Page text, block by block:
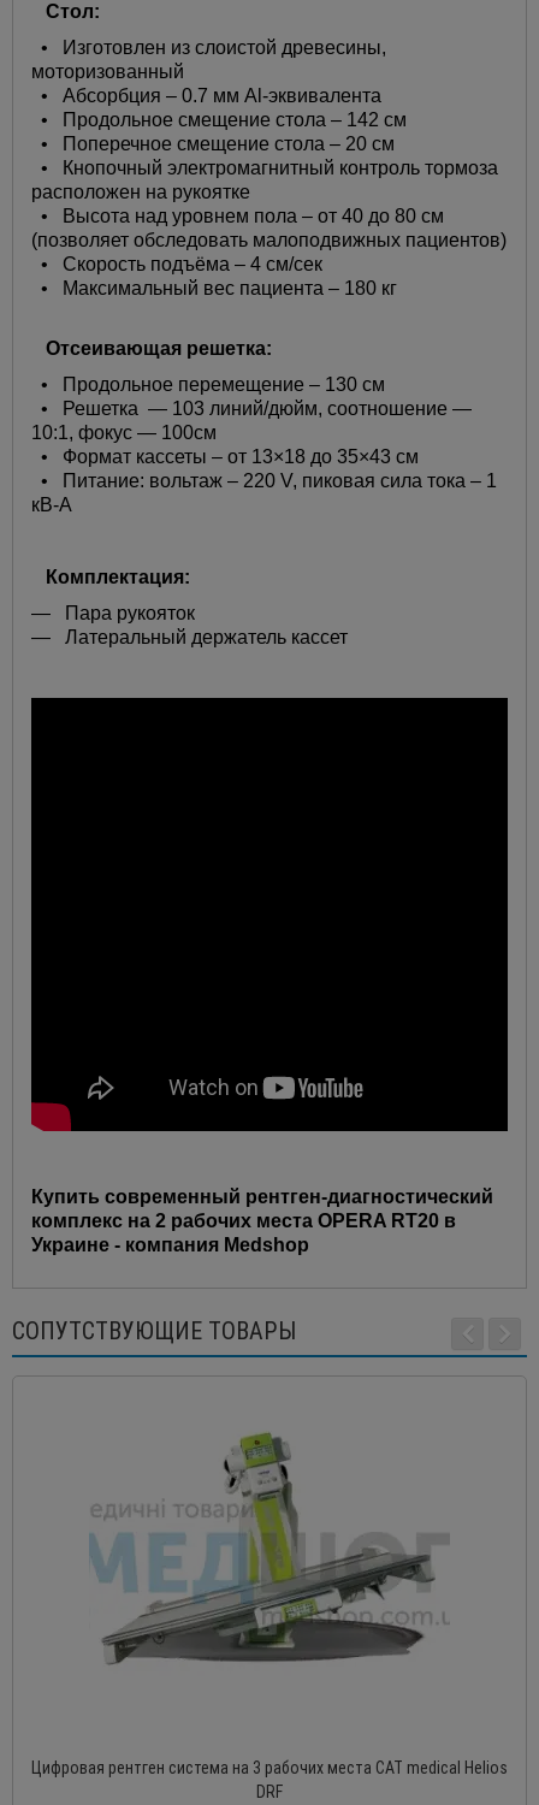
Стол:
•
Изготовлен из слоистой древесины,
моторизованный
• Абсорбция – 0.7 мм Al-эквивалента
•
Продольное смещение стола – 142 см
•
Поперечное смещение стола – 20 см
•
Кнопочный электромагнитный контроль тормоза
расположен на рукоятке
•
Высота над уровнем пола – от 40 до 80 см
(позволяет обследовать малоподвижных пациентов)
• Скорость подъёма – 4 см/сек
•
Максимальный вес пациента – 180 кг
Отсеивающая решетка:
•
Продольное перемещение – 130 см
•
Решетка — 103 линий/дюйм, соотношение —
10:1, фокус — 100см
• Формат кассеты – от 13×18 до 35×43 см
•
Питание: вольтаж – 220 V, пиковая сила тока – 1
кВ-А
Комплектация:
— Пара рукояток
— Латеральный держатель кассет
Купить современный рентген-диагностический
комплекс на 2 рабочих места OPERA RT20 в
Украине - компания Medshop
СОПУТСТВУЮЩИЕ ТОВАРЫ
Цифровая рентген система на 3 рабочих места CAT medical Helios
DRF